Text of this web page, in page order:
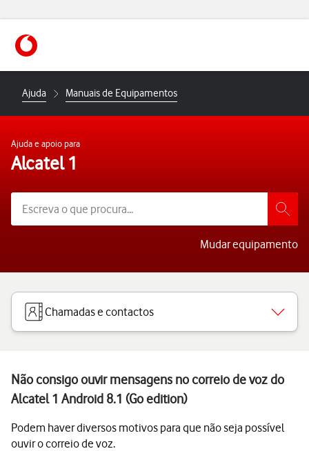
https://www.vodafone.pt
Ajuda Manuais de Equipamentos
Ajuda e apoio para
Alcatel 1
Mudar equipamento
Chamadas e contactos
Não consigo ouvir mensagens no correio de voz do
Alcatel 1 Android 8.1 (Go edition)
Podem haver diversos motivos para que não seja possível
ouvir o correio de voz.